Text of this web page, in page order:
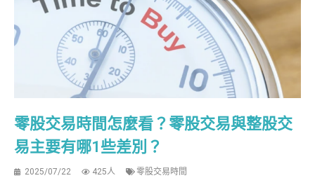
零股交易時間怎麼看？零股交易與整股交
易主要有哪1些差別？
2025/07/22 425人 零股交易時間